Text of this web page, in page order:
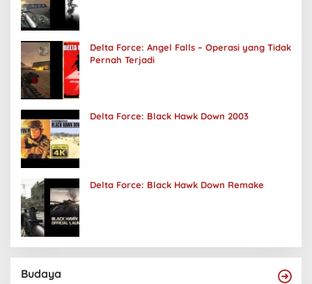
Delta Force: Angel Falls – Operasi yang Tidak
Pernah Terjadi
Delta Force: Black Hawk Down 2003
Delta Force: Black Hawk Down Remake
Budaya